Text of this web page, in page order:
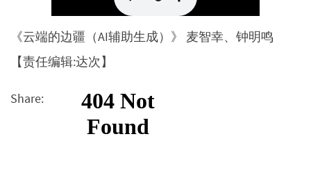
《云端的边疆（AI辅助生成）》 麦智幸、钟明鸣
【责任编辑:达次】
Share: